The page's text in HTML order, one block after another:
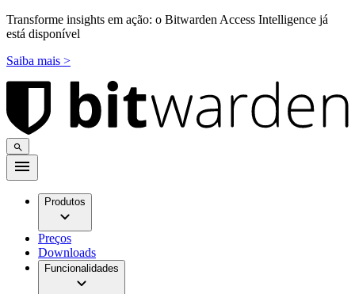
Transforme insights em ação: o Bitwarden Access Intelligence já
está disponível
Saiba mais >
Produtos
Preços
Downloads
Funcionalidades